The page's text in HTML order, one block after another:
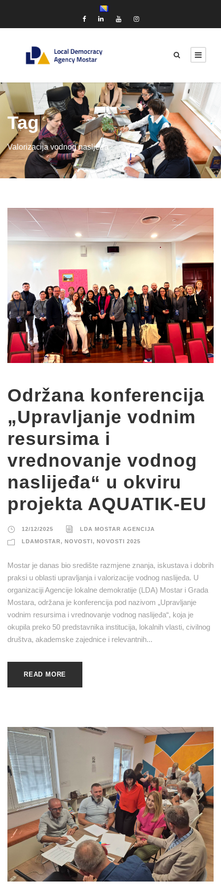
Tag
Valorizacija vodnog nasljeđa
Održana konferencija
„Upravljanje vodnim
resursima i
vrednovanje vodnog
naslijeđa“ u okviru
projekta AQUATIK-EU
12/12/2025 LDA MOSTAR AGENCIJA
LDAMOSTAR, NOVOSTI, NOVOSTI 2025
Mostar je danas bio središte razmjene znanja, iskustava i dobrih
praksi u oblasti upravljanja i valorizacije vodnog naslijeđa. U
organizaciji Agencije lokalne demokratije (LDA) Mostar i Grada
Mostara, održana je konferencija pod nazivom „Upravljanje
vodnim resursima i vrednovanje vodnog naslijeđa“, koja je
okupila preko 50 predstavnika institucija, lokalnih vlasti, civilnog
društva, akademske zajednice i relevantnih...
READ MORE